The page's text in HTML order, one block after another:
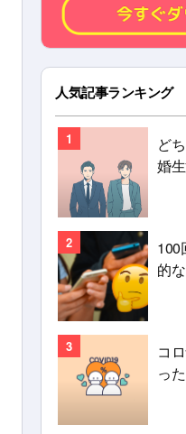
人気記事ランキング
1
ど
婚
2
100
的
3
コ
っ